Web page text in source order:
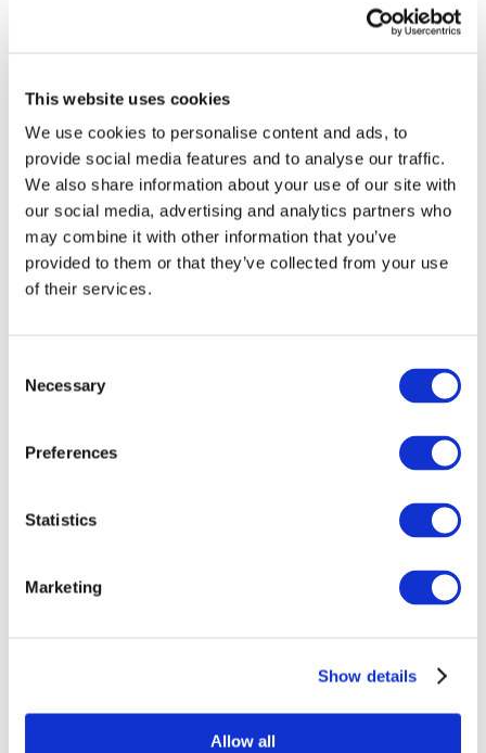
This website uses cookies
We use cookies to personalise content and ads, to
provide social media features and to analyse our traffic.
We also share information about your use of our site with
our social media, advertising and analytics partners who
may combine it with other information that you’ve
provided to them or that they’ve collected from your use
of their services.
Selection
Necessary
Preferences
Statistics
Marketing
Show details
Allow all
Творческий вечер
Наше спецпредложение